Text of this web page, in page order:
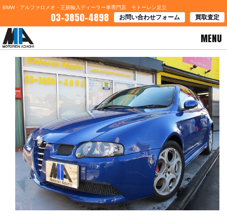
BMW・アルファロメオ・正規輸入ディーラー車専門店 モトーレン足立
03-3850-4898 お問い合わせフォーム 買取査定
MENU
HOME>お知らせ